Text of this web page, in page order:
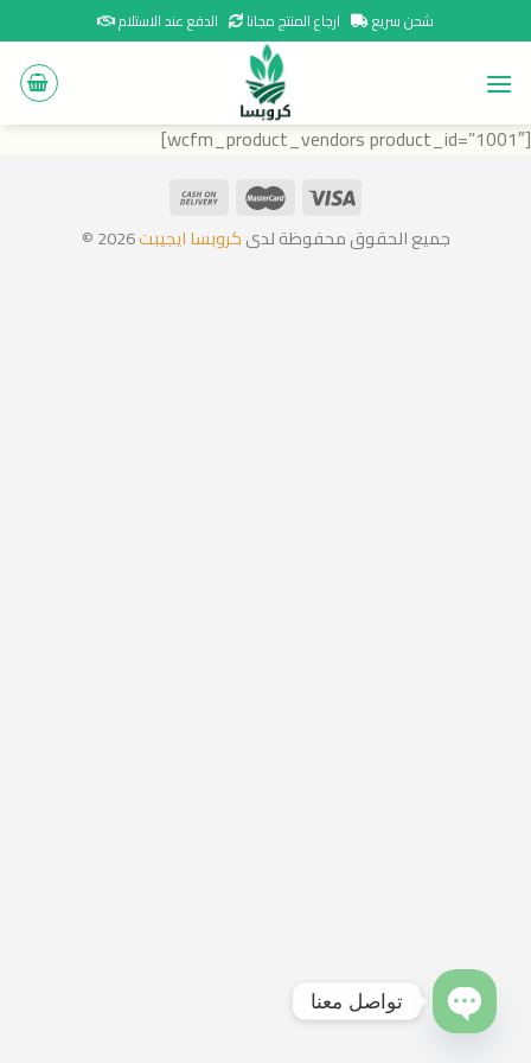
to
content
شحن سريع ارجاع المنتج مجانا الدفع عند الاستلام
[wcfm_product_vendors product_id=”1001″]
جميع الحقوق محفوظة لدىكروبسا ايجيبت2026 ©
تواصل معنا